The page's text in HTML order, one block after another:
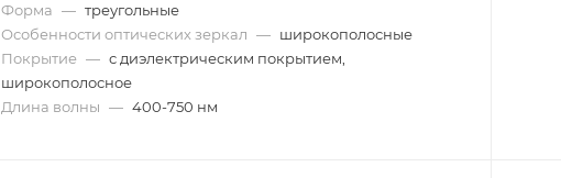
Форма — треугольные
Особенности оптических зеркал — широкополосные
Покрытие — с диэлектрическим покрытием,
широкополосное
Длина волны — 400-750 нм